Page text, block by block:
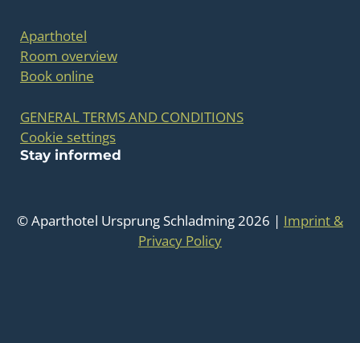
Aparthotel
Room overview
Book online
GENERAL TERMS AND CONDITIONS
Cookie settings
Stay informed
© Aparthotel Ursprung Schladming 2026 | Imprint &
Privacy Policy